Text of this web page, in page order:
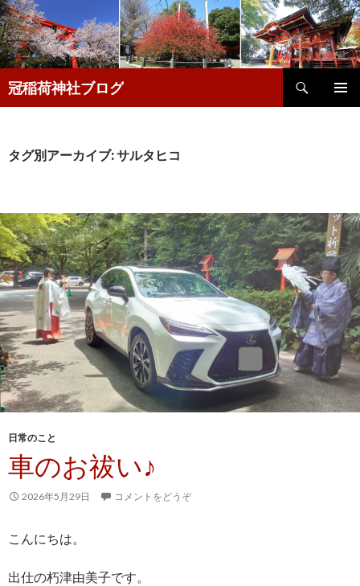
冠稲荷神社ブログ
索
ン
動
タグ別アーカイブ: サルタヒコ
日常のこと
車のお祓い♪
2026年5月29日 コメントをどうぞ
こんにちは。
出仕の朽津由美子です。